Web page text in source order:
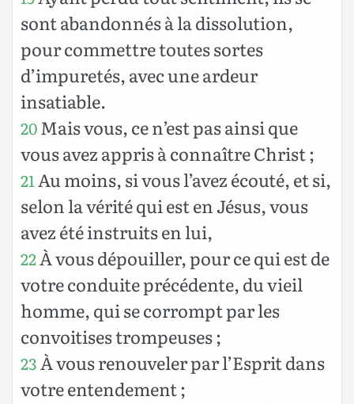
sont abandonnés à la dissolution,
pour commettre toutes sortes
d’impuretés, avec une ardeur
insatiable.
20Mais vous, ce n’est pas ainsi que
vous avez appris à connaître Christ ;
21 Au moins, si vous l’avez écouté, et si,
selon la vérité qui est en Jésus, vous
avez été instruits en lui,
22À vous dépouiller, pour ce qui est de
votre conduite précédente, du vieil
homme, qui se corrompt par les
convoitises trompeuses ;
23À vous renouveler par l’Esprit dans
votre entendement ;